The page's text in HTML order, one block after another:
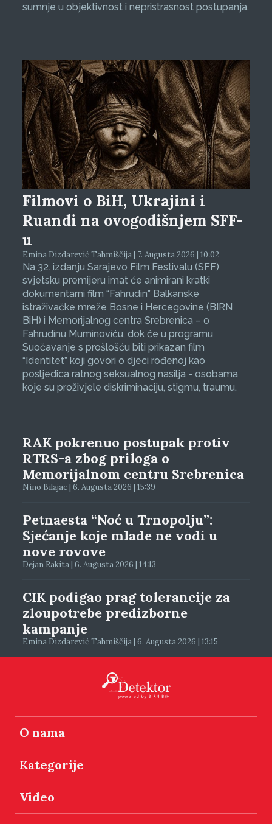
sumnje u objektivnost i nepristrasnost postupanja.
Filmovi o BiH, Ukrajini i
Ruandi na ovogodišnjem SFF-
u
Emina Dizdarević Tahmiščija | 7. Augusta 2026 | 10:02
Na 32. izdanju Sarajevo Film Festivalu (SFF)
svjetsku premijeru imat će animirani kratki
dokumentarni film “Fahrudin” Balkanske
istraživačke mreže Bosne i Hercegovine (BIRN
BiH) i Memorijalnog centra Srebrenica – o
Fahrudinu Muminoviću, dok će u programu
Suočavanje s prošlošću biti prikazan film
“Identitet” koji govori o djeci rođenoj kao
posljedica ratnog seksualnog nasilja - osobama
koje su proživjele diskriminaciju, stigmu, traumu.
RAK pokrenuo postupak protiv
RTRS-a zbog priloga o
Memorijalnom centru Srebrenica
Nino Bilajac | 6. Augusta 2026 | 15:39
Petnaesta “Noć u Trnopolju”:
Sjećanje koje mlade ne vodi u
nove rovove
Dejan Rakita | 6. Augusta 2026 | 14:13
CIK podigao prag tolerancije za
zloupotrebe predizborne
kampanje
Emina Dizdarević Tahmiščija | 6. Augusta 2026 | 13:15
O nama
Kategorije
Video